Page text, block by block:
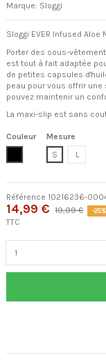
Marque: Sloggi
Sloggi EVER Infused
Porter des sous-
est tout à fait adaptée
de petites capsules
peau pour vous offrir
pouvez maintenir un
La maxi-slip est sans
Couleur
Mesure
S
L
Référence 10216236-
14,99 € 19,99 € -25%
TTC